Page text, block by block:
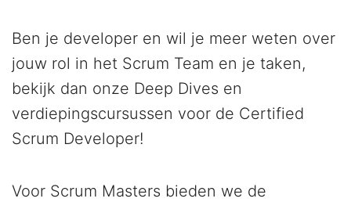
Ben je developer en wil je meer weten over
jouw rol in het Scrum Team en je taken,
bekijk dan onze Deep Dives en
verdiepingscursussen voor de Certified
Scrum Developer!
Voor Scrum Masters bieden we de